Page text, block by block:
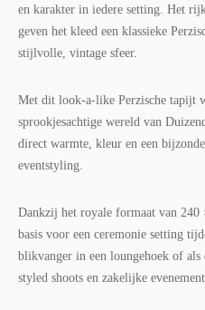
en karakter in iedere setting. Het
geven het kleed een klassieke
stijlvolle, vintage sfeer.
Met dit look-a-like Perzische tapijt
sprookjesachtige wereld van
direct warmte, kleur en een
eventstyling.
Dankzij het royale formaat van
basis voor een ceremonie setting
blikvanger in een loungehoek of
styled shoots en zakelijke